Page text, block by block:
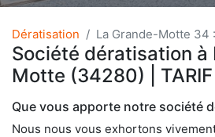
Dératisation La Grande-Motte 34
Société dératisation à
Motte (34280) | TARIF
Que vous apporte notre société
Nous nous vous exhortons